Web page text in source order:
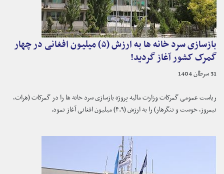
بازسازی سرد خانه ها به ارزش (۵) میلیون افغانی در چهار
گمرک کشور آغاز گردید!
31 سرطان 1404
ریاست عمومی گمرکات وزارت مالیه پروژه بازسازی سرد خانه ها را در گمرکات (هرات،
نیمروز، خوست و ننگرهار) را به ارزش (۴.۹) میلیون افغانی آغاز نمود.